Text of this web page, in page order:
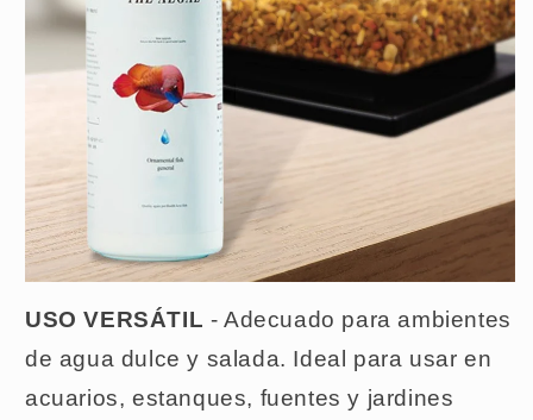
USO VERSÁTIL - Adecuado para ambientes
de agua dulce y salada. Ideal para usar en
acuarios, estanques, fuentes y jardines